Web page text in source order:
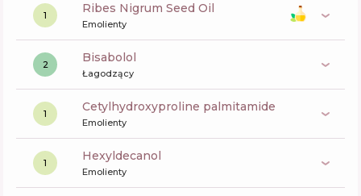
1 Ribes Nigrum Seed Oil
Emolienty
2 bisabolol
Łagodzący
1 cetylhydroxyproline palmitamide
Emolienty
1 hexyldecanol
Emolienty